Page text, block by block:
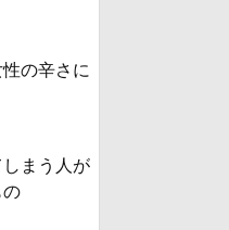
の辛さに
まう人が
の